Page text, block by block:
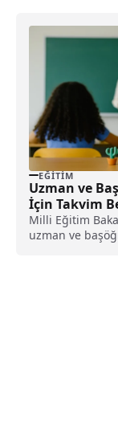
EĞITIM
Uzman ve
İçin Takvim
Milli Eğitim
uzman ve